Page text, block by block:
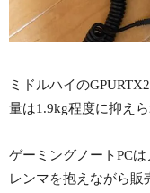
ミドルハイの
量は1.9kg程度に抑えら
ゲーミングノートPC
レンマを抱えながら販